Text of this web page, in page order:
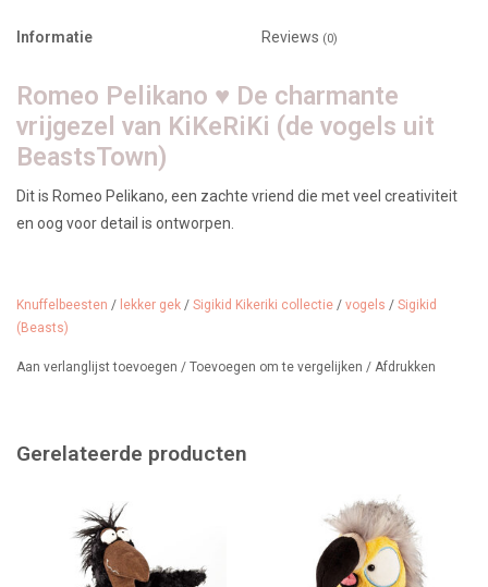
Informatie Reviews (0)
Romeo Pelikano ♥ De charmante
vrijgezel van KiKeRiKi (de vogels uit
BeastsTown)
Dit is Romeo Pelikano, een zachte vriend die met veel creativiteit
en oog voor detail is ontworpen.
persoonlijkheid maakt hem onweerstaanbaar voor iedereen die
avonturen. Zie wasinstructies op zijn label.
Romeo pelikaan is 38 cm lang en geschik vanaf 0 maanden.
Wist jij dat er heel veel in onze winkel wonen??
Knuffelbeesten / lekker gek / Sigikid Kikeriki collectie / vogels / Sigikid
(Beasts)
Aan verlanglijst toevoegen / Toevoegen om te vergelijken / Afdrukken
Gerelateerde producten